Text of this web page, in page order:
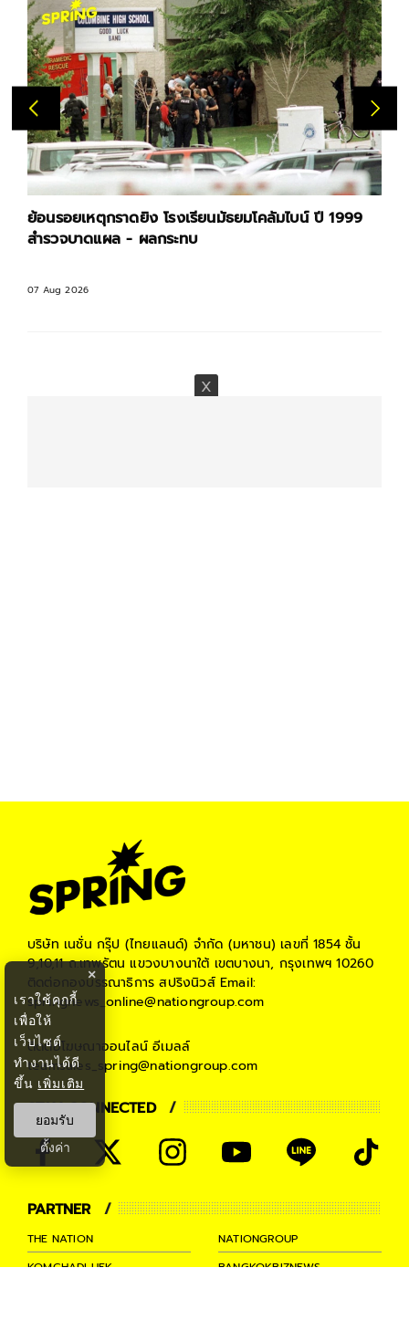
ย้อนรอยเหตุกราดยิง โรงเรียนมัธยมโคลัมไบน์ ปี 1999
สำรวจบาดแผล - ผลกระทบ
07 Aug 2026
บริษัท เนชั่น กรุ๊ป (ไทยแลนด์) จำกัด (มหาชน) เลขที่ 1854 ชั้น
9,10,11 ถ.เทพรัตน แขวงบางนาใต้ เขตบางนา, กรุงเทพฯ 10260
ติดต่อกองบรรณาธิการ สปริงนิวส์Email:
springnews_online@nationgroup.com
ติดต่อโฆษณาออนไลน์ อีเมลล์
teamsales_spring@nationgroup.com
STAY CONNECTED
PARTNER
THE NATION
NATIONGROUP
KOMCHADLUEK
BANGKOKBIZNEWS
×
เราใช้คุกกี้
เพื่อให้
เว็บไซต์
ทำงานได้ดี
ขึ้น เพิ่มเติม
ยอมรับ
ตั้งค่า